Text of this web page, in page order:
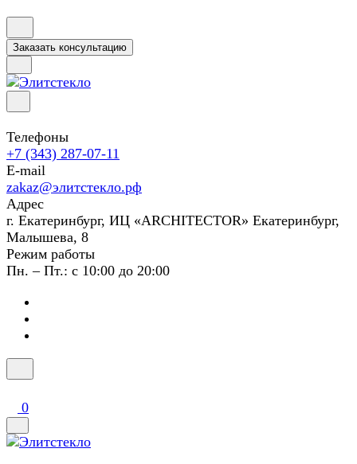
Заказать консультацию
Телефоны
+7 (343) 287-07-11
E-mail
zakaz@элитстекло.рф
Адрес
г. Екатеринбург, ИЦ «ARCHITECTOR» Екатеринбург,
Малышева, 8
Режим работы
Пн. – Пт.: с 10:00 до 20:00
0